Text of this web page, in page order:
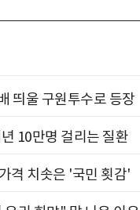
띄울 구원투수로 등장
10만명 걸리는 질환
격 치솟은 '국민 횟감'